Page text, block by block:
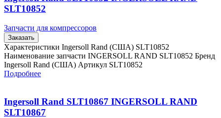
SLT10852
Запчасти для компрессоров
Заказать
Характеристики Ingersoll Rand (США) SLT10852
Наименование запчасти INGERSOLL RAND SLT10852 Бренд
Ingersoll Rand (США) Артикул SLT10852
Подробнее
Ingersoll Rand SLT10867 INGERSOLL RAND
SLT10867